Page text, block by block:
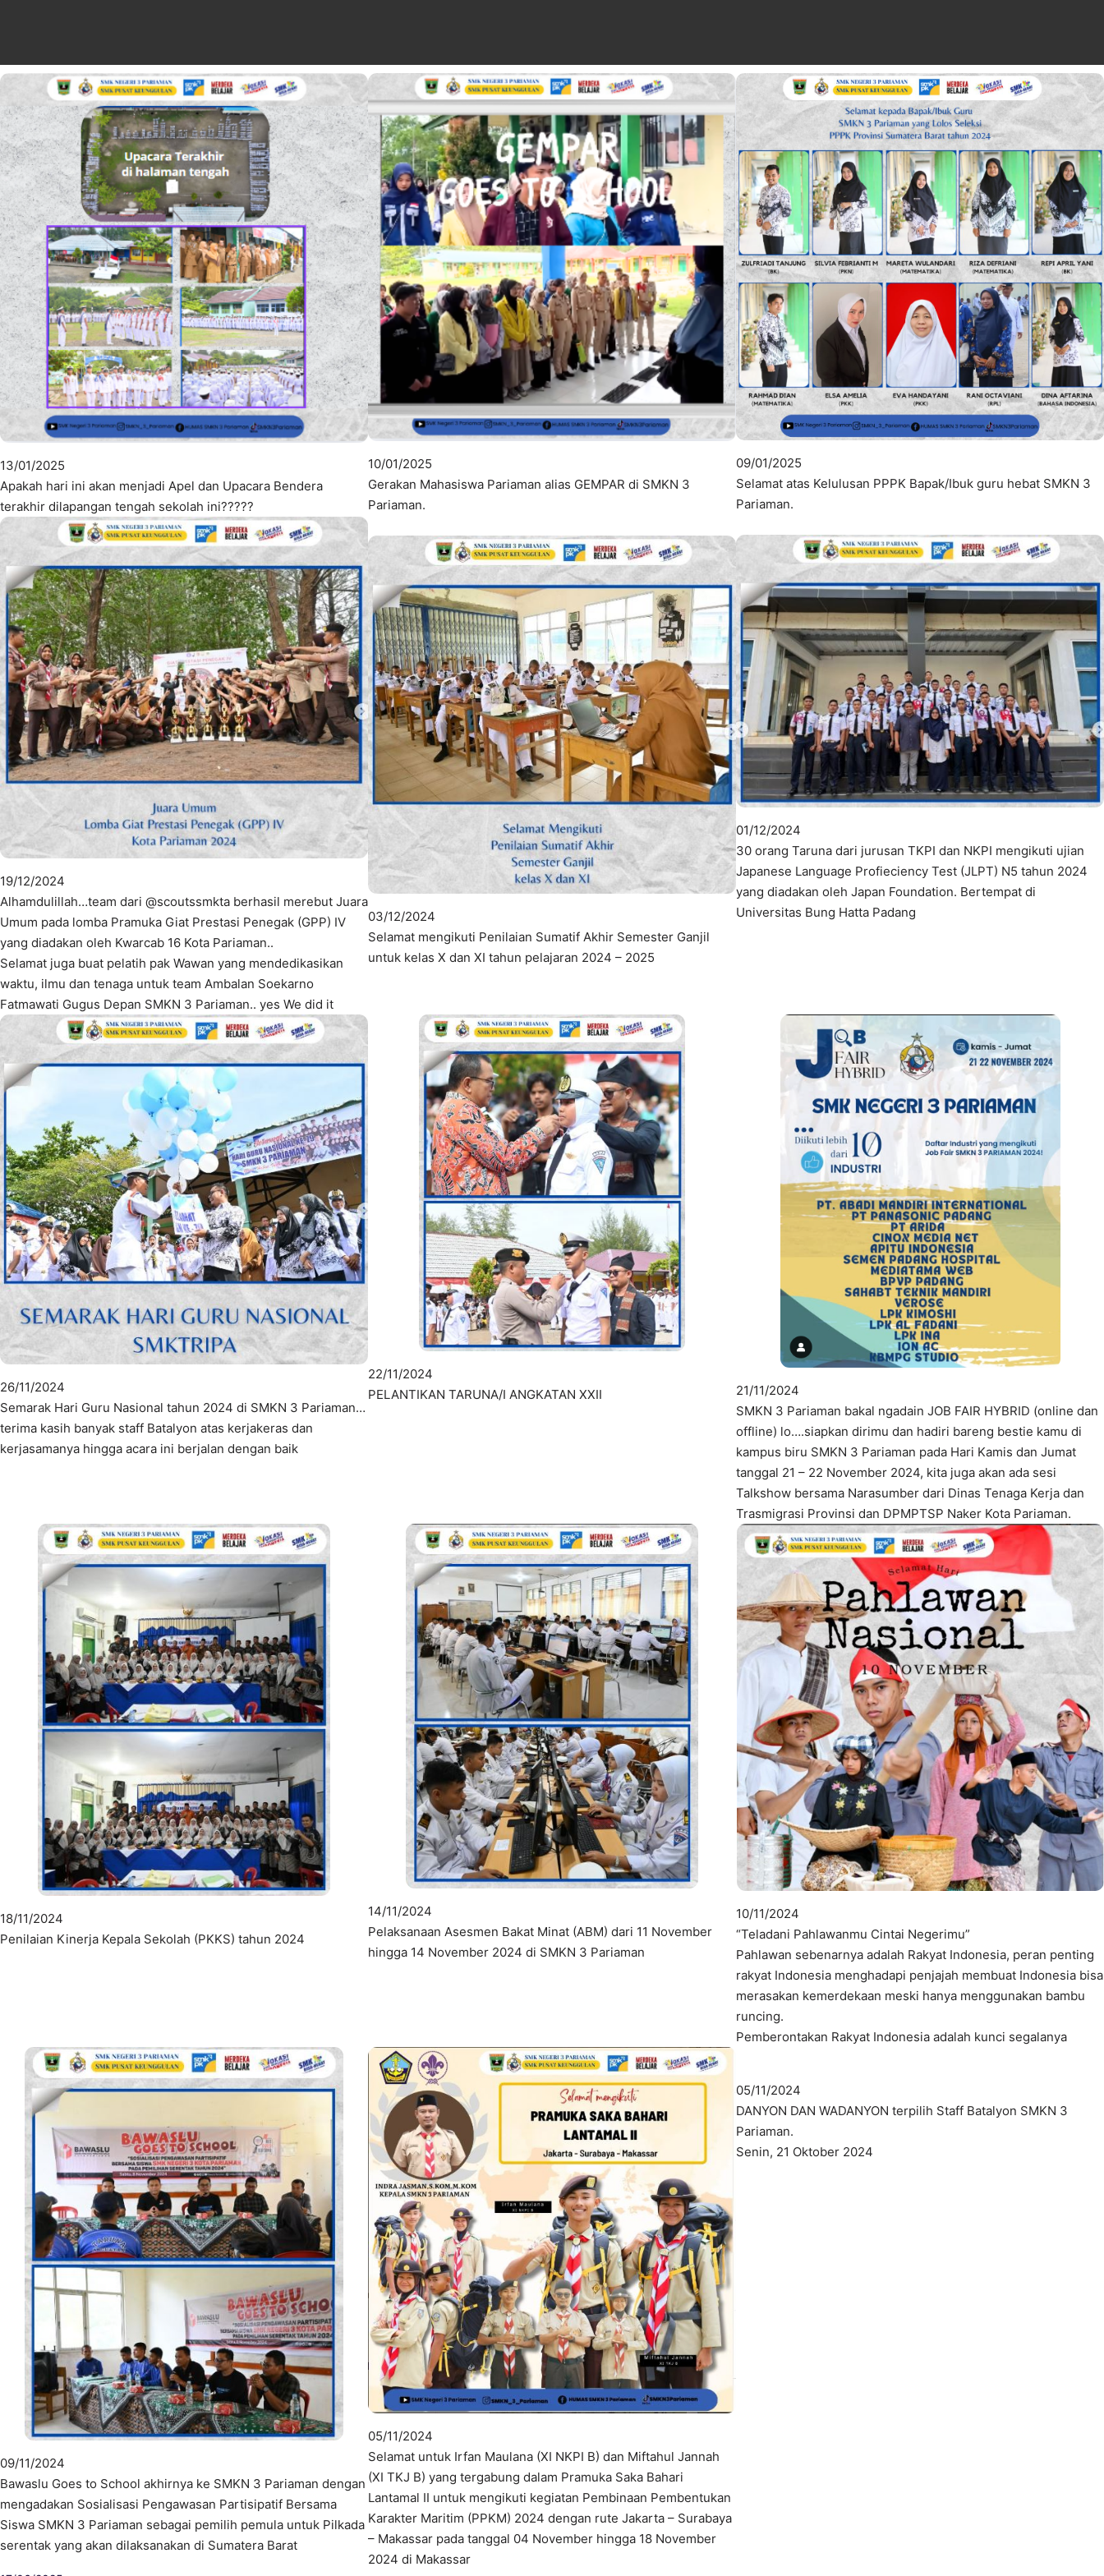
13/01/2025
Apakah hari ini akan menjadi Apel dan Upacara Bendera
terakhir dilapangan tengah sekolah ini?????
19/12/2024
Alhamdulillah…team dari @scoutssmkta berhasil merebut Juara
Umum pada lomba Pramuka Giat Prestasi Penegak (GPP) IV
yang diadakan oleh Kwarcab 16 Kota Pariaman..
Selamat juga buat pelatih pak Wawan yang mendedikasikan
waktu, ilmu dan tenaga untuk team Ambalan Soekarno
Fatmawati Gugus Depan SMKN 3 Pariaman.. yes We did it
10/01/2025
Gerakan Mahasiswa Pariaman alias GEMPAR di SMKN 3
Pariaman.
03/12/2024
Selamat mengikuti Penilaian Sumatif Akhir Semester Ganjil
untuk kelas X dan XI tahun pelajaran 2024 – 2025
09/01/2025
Selamat atas Kelulusan PPPK Bapak/Ibuk guru hebat SMKN 3
Pariaman.
01/12/2024
30 orang Taruna dari jurusan TKPI dan NKPI mengikuti ujian
Japanese Language Profieciency Test (JLPT) N5 tahun 2024
yang diadakan oleh Japan Foundation. Bertempat di
Universitas Bung Hatta Padang
26/11/2024
Semarak Hari Guru Nasional tahun 2024 di SMKN 3 Pariaman…
terima kasih banyak staff Batalyon atas kerjakeras dan
kerjasamanya hingga acara ini berjalan dengan baik
22/11/2024
PELANTIKAN TARUNA/I ANGKATAN XXII
21/11/2024
SMKN 3 Pariaman bakal ngadain JOB FAIR HYBRID (online dan
offline) lo….siapkan dirimu dan hadiri bareng bestie kamu di
kampus biru SMKN 3 Pariaman pada Hari Kamis dan Jumat
tanggal 21 – 22 November 2024, kita juga akan ada sesi
Talkshow bersama Narasumber dari Dinas Tenaga Kerja dan
Trasmigrasi Provinsi dan DPMPTSP Naker Kota Pariaman.
18/11/2024
Penilaian Kinerja Kepala Sekolah (PKKS) tahun 2024
14/11/2024
Pelaksanaan Asesmen Bakat Minat (ABM) dari 11 November
hingga 14 November 2024 di SMKN 3 Pariaman
10/11/2024
“Teladani Pahlawanmu Cintai Negerimu”
Pahlawan sebenarnya adalah Rakyat Indonesia, peran penting
rakyat Indonesia menghadapi penjajah membuat Indonesia bisa
merasakan kemerdekaan meski hanya menggunakan bambu
runcing.
Pemberontakan Rakyat Indonesia adalah kunci segalanya
09/11/2024
Bawaslu Goes to School akhirnya ke SMKN 3 Pariaman dengan
mengadakan Sosialisasi Pengawasan Partisipatif Bersama
Siswa SMKN 3 Pariaman sebagai pemilih pemula untuk Pilkada
serentak yang akan dilaksanakan di Sumatera Barat
05/11/2024
Selamat untuk Irfan Maulana (XI NKPI B) dan Miftahul Jannah
(XI TKJ B) yang tergabung dalam Pramuka Saka Bahari
Lantamal II untuk mengikuti kegiatan Pembinaan Pembentukan
Karakter Maritim (PPKM) 2024 dengan rute Jakarta – Surabaya
– Makassar pada tanggal 04 November hingga 18 November
2024 di Makassar
05/11/2024
DANYON DAN WADANYON terpilih Staff Batalyon SMKN 3
Pariaman.
Senin, 21 Oktober 2024